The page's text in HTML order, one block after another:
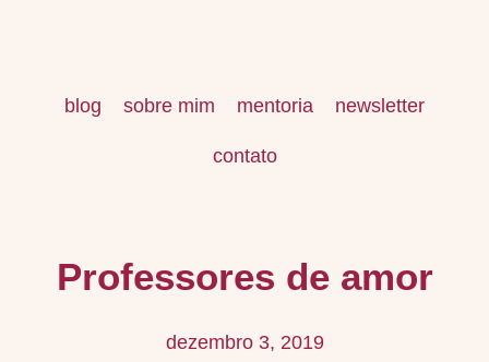
blog sobre mim mentoria newsletter
contato
Professores de amor
dezembro 3, 2019